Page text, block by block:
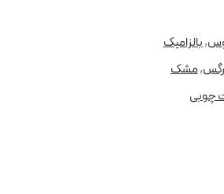
,بالزامیک
,مشک
چوبی